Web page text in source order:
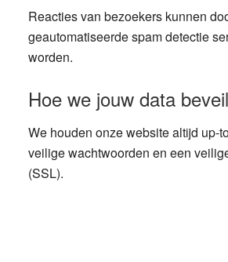
Reacties van bezoekers kunnen
geautomatiseerde spam detectie
worden.
Hoe we jouw data
We houden onze website altijd up-
veilige wachtwoorden en een
(SSL).